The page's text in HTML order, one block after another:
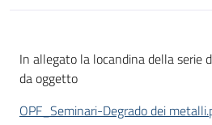
In allegato la locandina della serie
da oggetto
OPF_Seminari-Degrado dei